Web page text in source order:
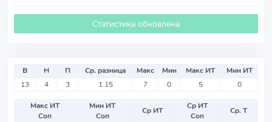
Статистика обновлена
В Н П Ср. разница Макс Мин Макс ИТ
Мин ИТ
13
4 3 1.15 7 0 5 0
Макс ИТ
Соп
Мин ИТ
Соп
Ср ИТ
Ср ИТ
Соп
Ср. Т